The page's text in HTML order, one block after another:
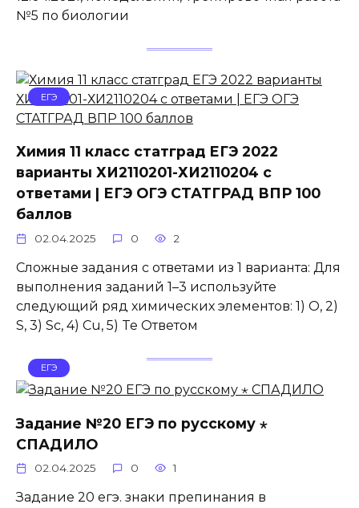
№5 по биологии
ЕГЭ
Химия 11 класс статград ЕГЭ 2022
варианты ХИ2110201-ХИ2110204 с
ответами | ЕГЭ ОГЭ СТАТГРАД ВПР 100
баллов
02.04.2025 0 2
Сложные задания с ответами из 1 варианта: Для
выполнения заданий 1–3 используйте
следующий ряд химических элементов: 1) O, 2)
S, 3) Sc, 4) Cu, 5) Te Ответом
ЕГЭ
Задание №20 ЕГЭ по русскому ⋆
СПАДИЛО
02.04.2025 0 1
Задание 20 егэ. знаки препинания в